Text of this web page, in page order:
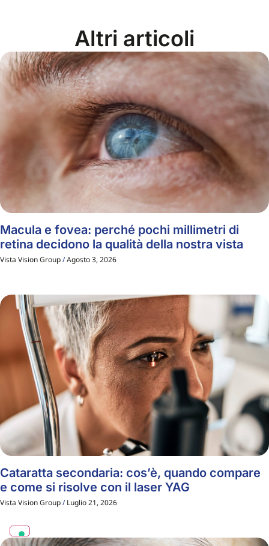
Altri articoli
Macula e fovea: perché pochi millimetri di
retina decidono la qualità della nostra vista
Vista Vision Group Agosto 3, 2026
Cataratta secondaria: cos’è, quando compare
e come si risolve con il laser YAG
Vista Vision Group Luglio 21, 2026